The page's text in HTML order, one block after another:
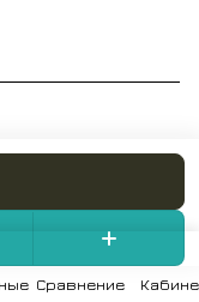
Сравнение